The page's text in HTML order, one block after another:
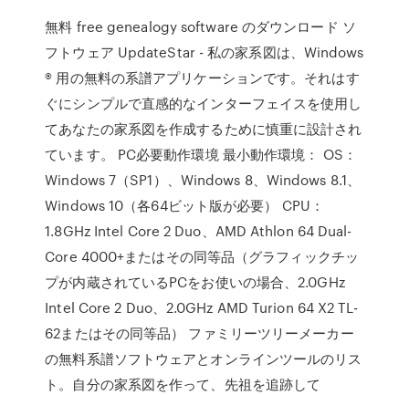
無料 free genealogy software のダウンロード ソ
フトウェア UpdateStar - 私の家系図は、Windows
® 用の無料の系譜アプリケーションです。それはす
ぐにシンプルで直感的なインターフェイスを使用し
てあなたの家系図を作成するために慎重に設計され
ています。 PC必要動作環境 最小動作環境： OS：
Windows 7（SP1）、Windows 8、Windows 8.1、
Windows 10（各64ビット版が必要） CPU：
1.8GHz Intel Core 2 Duo、AMD Athlon 64 Dual-
Core 4000+またはその同等品（グラフィックチッ
プが内蔵されているPCをお使いの場合、2.0GHz
Intel Core 2 Duo、2.0GHz AMD Turion 64 X2 TL-
62またはその同等品） ファミリーツリーメーカー
の無料系譜ソフトウェアとオンラインツールのリス
ト。自分の家系図を作って、先祖を追跡して